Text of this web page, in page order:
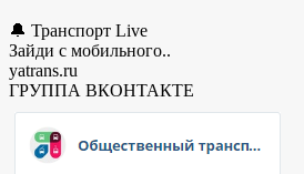
🔔 Транспорт Live
Зайди с мобильного..
yatrans.ru
ГРУППА ВКОНТАКТЕ